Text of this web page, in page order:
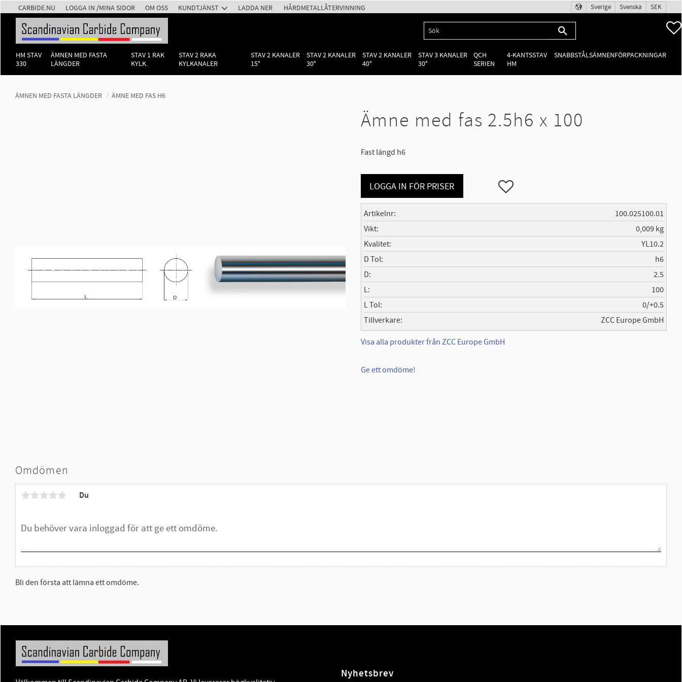
CARBIDE.NU LOGGA IN /MINA SIDOR OM OSS KUNDTJÄNST LADDA NER HÅRDMETALLÅTERVINNING Sverige Svenska SEK
HM STAV
330
ÄMNEN MED FASTA
LÄNGDER
STAV 1 RAK
KYLK.
STAV 2 RAKA
KYLKANALER
STAV 2 KANALER
15°
STAV 2 KANALER
30°
STAV 2 KANALER
40°
STAV 3 KANALER
30°
QCH
SERIEN
4-KANTSSTAV
HM
SNABBSTÅLSÄMNENFÖRPACKNINGAR
ÄMNEN MED FASTA LÄNGDER ÄMNE MED FAS H6
Ämne med fas 2.5h6 x 100
Fast längd h6
LOGGA IN FÖR PRISER Lägg till i favoriter
Artikelnr
100.025100.01
Vikt
0,009 kg
Kvalitet
YL10.2
D Tol
h6
D
2.5
L
100
L Tol
0/+0.5
Tillverkare
ZCC Europe GmbH
Visa alla produkter från ZCC Europe GmbH
Ge ett omdöme!
Omdömen
Du
Bli den första att lämna ett omdöme.
Nyhetsbrev